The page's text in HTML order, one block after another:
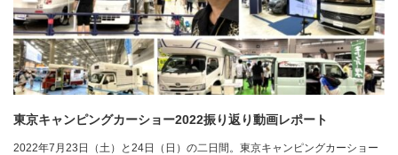
東京キャンピングカーショー2022振り返り動画レポート
2022年7月23日（土）と24日（日）の二日間。東京キャンピングカーショー